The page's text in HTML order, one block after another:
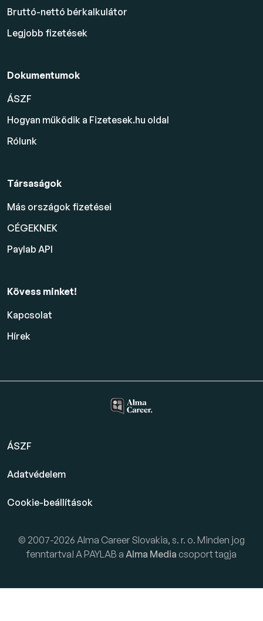
Bruttó-nettó bérkalkulátor
Legjobb fizetések
Dokumentumok
ÁSZF
Hogyan működik a Fizetesek.hu oldal
Rólunk
Társaságok
Más országok fizetései
CÉGEKNEK
Paylab API
Kövess minket!
Kapcsolat
Hírek
ÁSZF
Adatvédelem
Cookie-beállítások
© 2007-2026 Alma Career Slovakia, s. r. o. Minden jog
fenntartva! A PAYLAB a Alma Media csoport tagja